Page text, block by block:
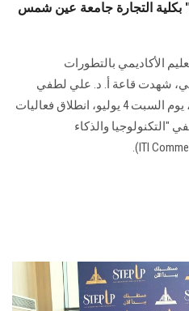
بكلية التجارة جامعة عين شمس
الأكاديمي بالتطورات
شهدت قاعة أ. د. علي لطفي
بكلية التجارة - جامعة عين شمس، يوم السبت 4 يوليو، انطلاق فعاليات
"التكنولوجيا والذكاء